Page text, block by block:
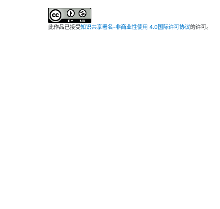
此作品已接受知识共享署名-非商业性使用 4.0国际许可协议的许可。